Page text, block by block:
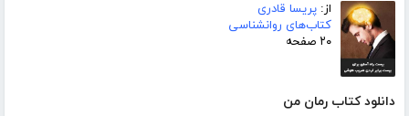
از: پریسا قادری
کتاب‌های روانشناسی
۲۰ صفحه
دانلود کتاب رمان من